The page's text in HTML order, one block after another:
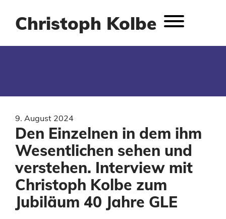
Christoph Kolbe
9. August 2024
Den Einzelnen in dem ihm
Wesentlichen sehen und
verstehen. Interview mit
Christoph Kolbe zum
Jubiläum 40 Jahre GLE